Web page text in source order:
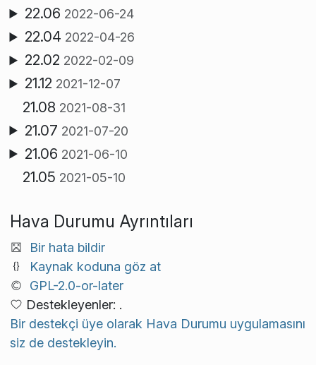
22.06 2022-06-24
22.04 2022-04-26
22.02 2022-02-09
21.12 2021-12-07
21.08 2021-08-31
21.07 2021-07-20
21.06 2021-06-10
21.05 2021-05-10
Hava Durumu Ayrıntıları
Bir hata bildir
Kaynak koduna göz at
GPL-2.0-or-later
Destekleyenler: .
Bir destekçi üye olarak Hava Durumu uygulamasını
siz de destekleyin.